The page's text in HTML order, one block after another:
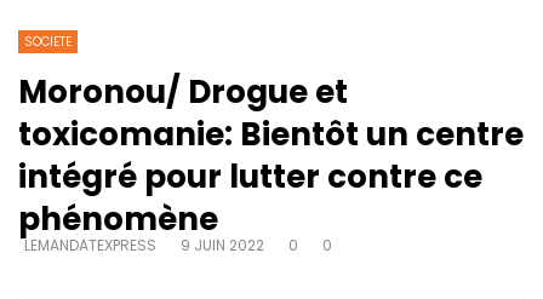
SOCIETE
Moronou/ Drogue et
toxicomanie: Bientôt un centre
intégré pour lutter contre ce
phénomène
LEMANDATEXPRESS 9 JUIN 2022 0 0